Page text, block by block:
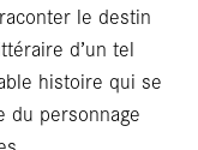
le destin
d’un tel
histoire qui se
du personnage